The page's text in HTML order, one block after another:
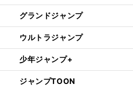
グランドジャンプ
ウルトラジャンプ
少年ジャンプ+
ジャンプTOON